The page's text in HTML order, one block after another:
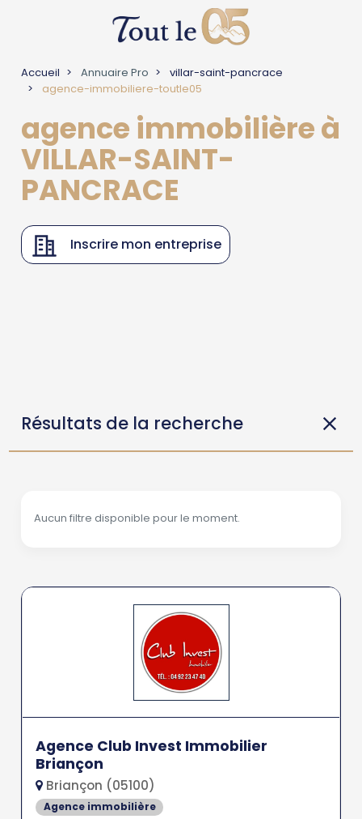
Accueil Annuaire Pro
villar-saint-pancrace
agence-immobiliere-toutle05
agence immobilière à
VILLAR-SAINT-
PANCRACE
Inscrire mon entreprise
Résultats de la recherche
Aucun filtre disponible pour le moment.
Agence Club Invest Immobilier
Briançon
Briançon (05100)
Agence immobilière